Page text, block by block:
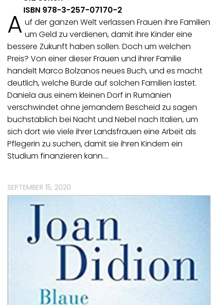
ISBN 978-3-257-07170-2
A uf der ganzen Welt verlassen Frauen ihre Familien
um Geld zu verdienen, damit ihre Kinder eine
bessere Zukunft haben sollen. Doch um welchen
Preis? Von einer dieser Frauen und ihrer Familie
handelt Marco Bolzanos neues Buch, und es macht
deutlich, welche Bürde auf solchen Familien lastet.
Daniela aus einem kleinen Dorf in Rumänien
verschwindet ohne jemandem Bescheid zu sagen
buchstäblich bei Nacht und Nebel nach Italien, um
sich dort wie viele ihrer Landsfrauen eine Arbeit als
Pflegerin zu suchen, damit sie ihren Kindern ein
Studium finanzieren kann.…
SEPTEMBER 15, 2020